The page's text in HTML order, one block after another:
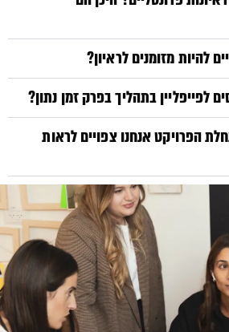
להיות מזומנים לראיון?
לפייפליין בתהליך בפרק זמן נתון?
הפרויקט אנחנו צפויים לראות